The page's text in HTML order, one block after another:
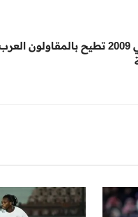
ثلاثية أهلي 2009 تطيح